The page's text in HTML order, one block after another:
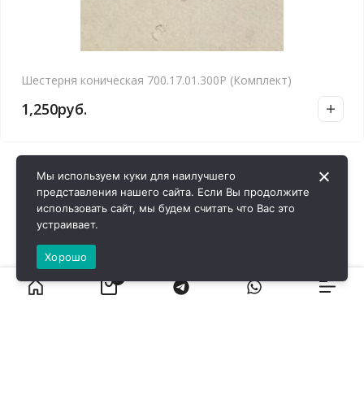
Шестерня коническая 700.17.01.300Р (Комплект)
1,250руб.
Мы используем куки для наилучшего
представления нашего сайта. Если Вы продолжите
использовать сайт, мы будем считать что Вас это
устраивает.
Хорошо